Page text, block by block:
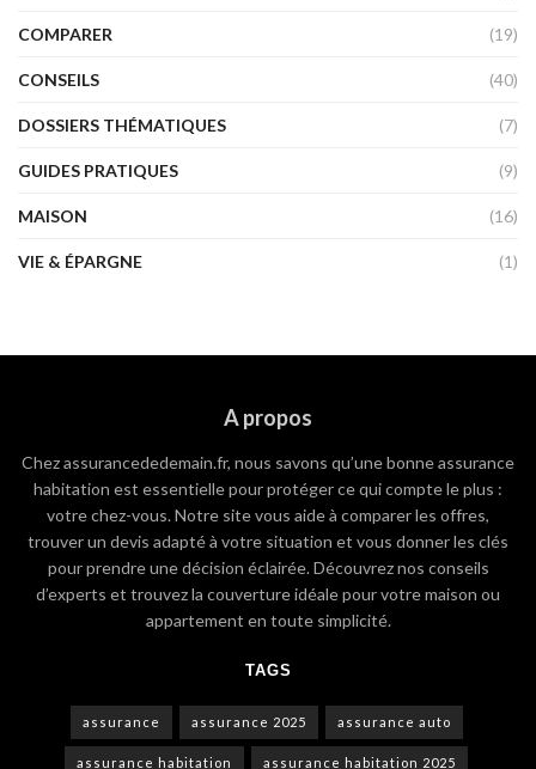
COMPARER (19)
CONSEILS (40)
DOSSIERS THÉMATIQUES (7)
GUIDES PRATIQUES (9)
MAISON (16)
VIE & ÉPARGNE (1)
A propos
Chez assurancededemain.fr, nous savons qu’une bonne assurance
habitation est essentielle pour protéger ce qui compte le plus :
votre chez-vous. Notre site vous aide à comparer les offres,
trouver un devis adapté à votre situation et vous donner les clés
pour prendre une décision éclairée. Découvrez nos conseils
d’experts et trouvez la couverture idéale pour votre maison ou
appartement en toute simplicité.
TAGS
assurance assurance 2025 assurance auto
assurance habitation assurance habitation 2025